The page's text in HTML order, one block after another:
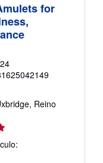
for
Reino